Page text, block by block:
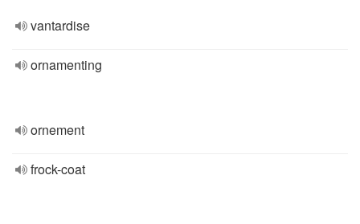
vantardise
ornamenting
ornement
frock-coat